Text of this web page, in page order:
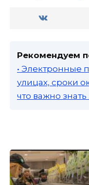
Рекомендуем
• Электронные
улицах, сроки
что важно